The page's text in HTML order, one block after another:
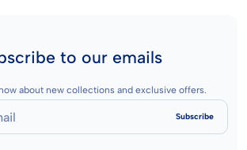
to our emails
about new collections and exclusive offers.
Subscribe